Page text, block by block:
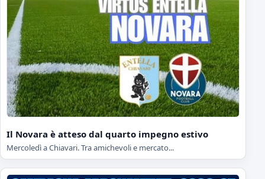
Il Novara è atteso dal quarto impegno estivo
Mercoledì a Chiavari. Tra amichevoli e mercato...